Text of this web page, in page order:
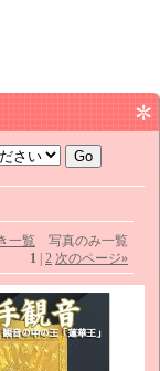
一覧 写真のみ一覧
1 2 次のページ»